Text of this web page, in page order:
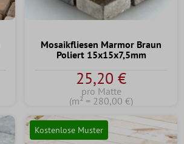
Mosaikfliesen Marmor Braun
Poliert 15x15x7,5mm
25,20 €
pro Matte
(m² = 280,00 €)
Kostenlose Muster